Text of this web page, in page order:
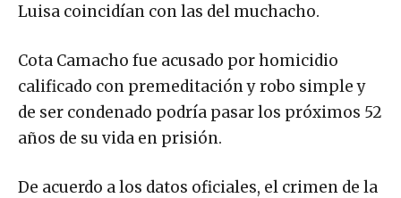
Luisa coincidían con las del muchacho.
Cota Camacho fue acusado por homicidio
calificado con premeditación y robo simple y
de ser condenado podría pasar los próximos 52
años de su vida en prisión.
De acuerdo a los datos oficiales, el crimen de la